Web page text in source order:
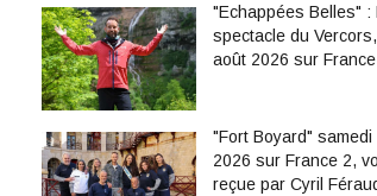
"Echappées Belles" :
spectacle du
août 2026 sur
"Fort Boyard"
2026 sur France 2,
reçue par Cyril